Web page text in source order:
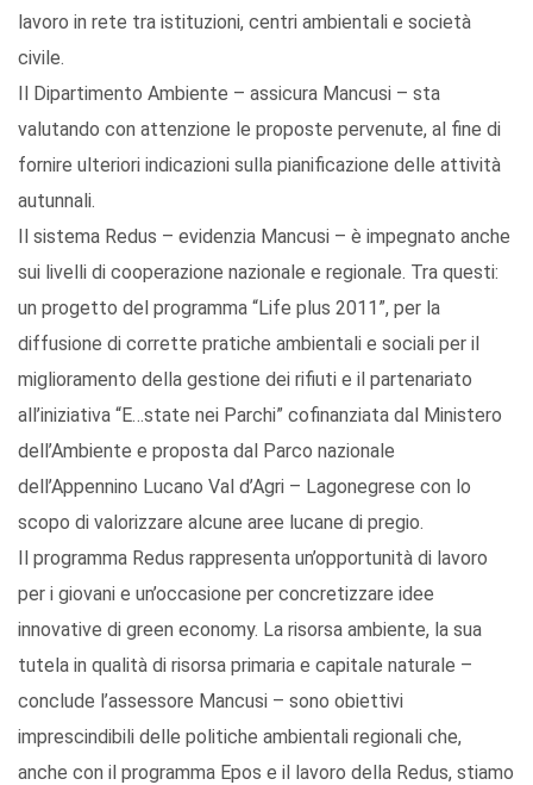
lavoro in rete tra istituzioni, centri ambientali e società
civile.
Il Dipartimento Ambiente – assicura Mancusi – sta
valutando con attenzione le proposte pervenute, al fine di
fornire ulteriori indicazioni sulla pianificazione delle attività
autunnali.
Il sistema Redus – evidenzia Mancusi – è impegnato anche
sui livelli di cooperazione nazionale e regionale. Tra questi:
un progetto del programma “Life plus 2011”, per la
diffusione di corrette pratiche ambientali e sociali per il
miglioramento della gestione dei rifiuti e il partenariato
all’iniziativa “E…state nei Parchi” cofinanziata dal Ministero
dell’Ambiente e proposta dal Parco nazionale
dell’Appennino Lucano Val d’Agri – Lagonegrese con lo
scopo di valorizzare alcune aree lucane di pregio.
Il programma Redus rappresenta un’opportunità di lavoro
per i giovani e un’occasione per concretizzare idee
innovative di green economy. La risorsa ambiente, la sua
tutela in qualità di risorsa primaria e capitale naturale –
conclude l’assessore Mancusi – sono obiettivi
imprescindibili delle politiche ambientali regionali che,
anche con il programma Epos e il lavoro della Redus, stiamo